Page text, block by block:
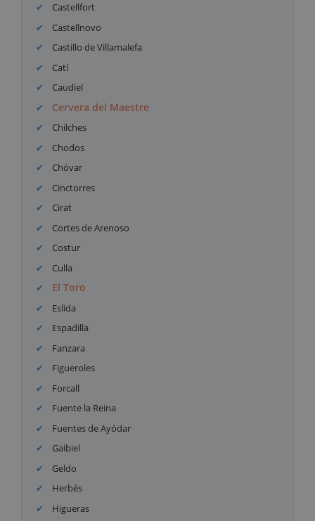
Castellfort
Castellnovo
Castillo de Villamalefa
Catí
Caudiel
Cervera del Maestre
Chilches
Chodos
Chóvar
Cinctorres
Cirat
Cortes de Arenoso
Costur
Culla
El Toro
Eslida
Espadilla
Fanzara
Figueroles
Forcall
Fuente la Reina
Fuentes de Ayódar
Gaibiel
Geldo
Herbés
Higueras